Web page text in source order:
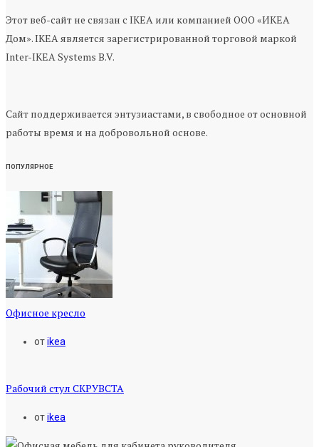
Этот веб-сайт не связан с IKEA или компанией ООО «ИКЕА
Дом». IKEA является зарегистрированной торговой маркой
Inter-IKEA Systems B.V.
Сайт поддерживается энтузиастами, в свободное от основной
работы время и на добровольной основе.
ПОПУЛЯРНОЕ
Офисное кресло
отikea
Рабочий стул СКРУВСТА
отikea